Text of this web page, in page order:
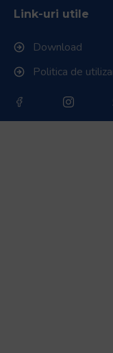
Link-uri utile
Download
Politica de